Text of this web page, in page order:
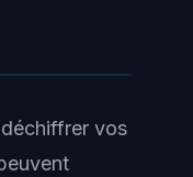
vos